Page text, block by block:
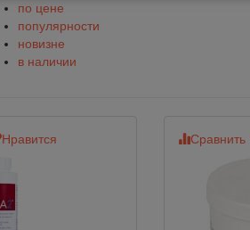
по цене
популярности
новизне
в наличии
Нравится Сравнить